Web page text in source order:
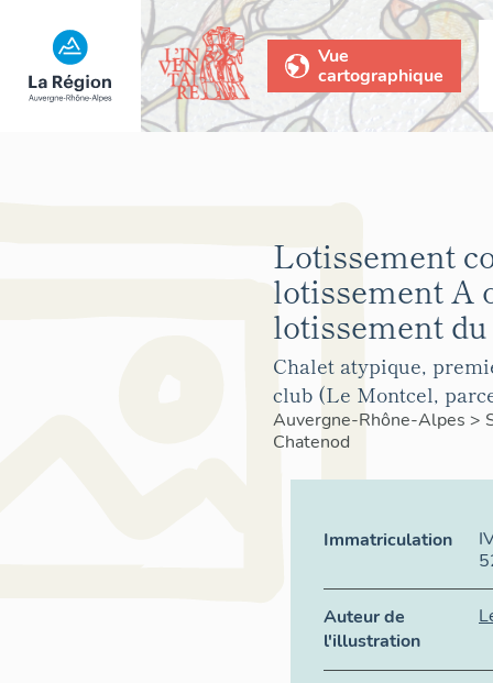
Vue
cartographique
Lotissement
lotissement A
lotissement
Chalet atypique,
club (Le Montcel,
Auvergne-Rhône-Alpes >
Chatenod
Immatriculation
Auteur de
l'illustration